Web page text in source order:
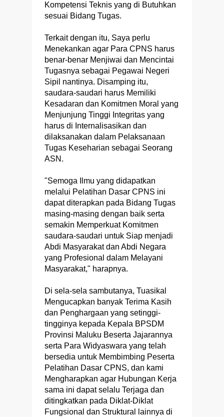
Kompetensi Teknis yang di Butuhkan
sesuai Bidang Tugas.
Terkait dengan itu, Saya perlu
Menekankan agar Para CPNS harus
benar-benar Menjiwai dan Mencintai
Tugasnya sebagai Pegawai Negeri
Sipil nantinya. Disamping itu,
saudara-saudari harus Memiliki
Kesadaran dan Komitmen Moral yang
Menjunjung Tinggi Integritas yang
harus di Internalisasikan dan
dilaksanakan dalam Pelaksanaan
Tugas Keseharian sebagai Seorang
ASN.
"Semoga Ilmu yang didapatkan
melalui Pelatihan Dasar CPNS ini
dapat diterapkan pada Bidang Tugas
masing-masing dengan baik serta
semakin Memperkuat Komitmen
saudara-saudari untuk Siap menjadi
Abdi Masyarakat dan Abdi Negara
yang Profesional dalam Melayani
Masyarakat," harapnya.
Di sela-sela sambutanya, Tuasikal
Mengucapkan banyak Terima Kasih
dan Penghargaan yang setinggi-
tingginya kepada Kepala BPSDM
Provinsi Maluku Beserta Jajarannya
serta Para Widyaswara yang telah
bersedia untuk Membimbing Peserta
Pelatihan Dasar CPNS, dan kami
Mengharapkan agar Hubungan Kerja
sama ini dapat selalu Terjaga dan
ditingkatkan pada Diklat-Diklat
Fungsional dan Struktural lainnya di